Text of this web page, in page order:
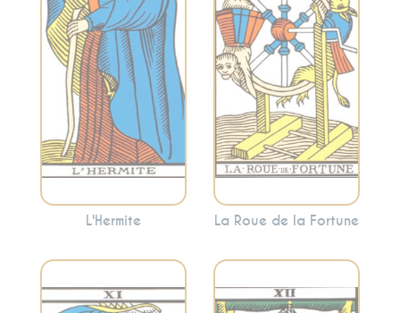
l’introspection.
L’Hermite invite
souvent à se retirer
temporairement
pour trouver des
réponses à
l’intérieur.
L'Hermite
opportunités. Cette
carte indique que
les choses sont en
mouvement et que
vous êtes à un point
tournant.
La Roue de la Fortune